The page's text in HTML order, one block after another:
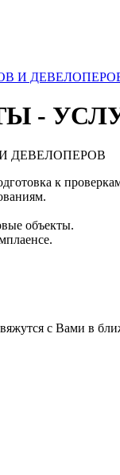
И
-
к
объекты.
с Вами в